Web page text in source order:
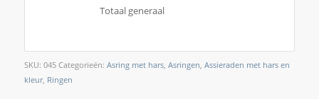
Totaal generaal
SKU: 045 Categorieën: Asring met hars, Asringen Assieraden met hars en
kleur, Ringen